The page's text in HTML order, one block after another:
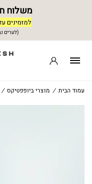
משלוח
למזמינים עד 10:30 אספקה באותו
(לערים
עמוד הבית / מוצרי ביופפטיקס /